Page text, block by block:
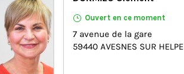
Ouvert en ce moment
7 avenue de la gare
59440AVESNES SUR HELPE